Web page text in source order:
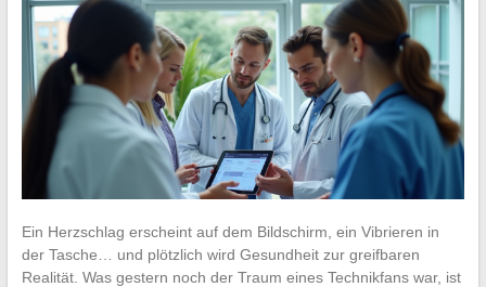
Ein Herzschlag erscheint auf dem Bildschirm, ein Vibrieren in
der Tasche… und plötzlich wird Gesundheit zur greifbaren
Realität. Was gestern noch der Traum eines Technikfans war, ist